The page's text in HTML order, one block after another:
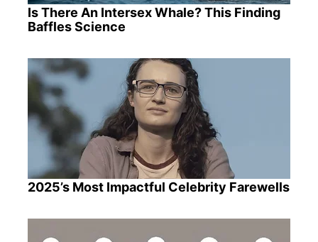
Is There An Intersex Whale? This Finding
Baffles Science
2025’s Most Impactful Celebrity Farewells